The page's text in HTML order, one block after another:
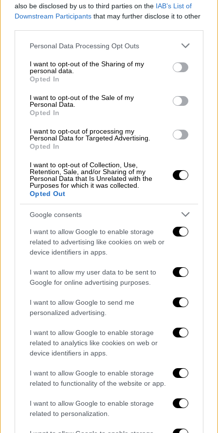
also be disclosed by us to third parties on the IAB’s List of
Downstream Participants that may further disclose it to other
Please note that this website/app uses one or more Google
not limited to your visit or usage behaviour. You may click to
grant or deny consent to Google and its third-party tags to
use your data for below specified purposes in below Google
consent section.
Personal Data Processing Opt Outs
I want to opt-out of the Sharing of my
personal data.
Opted In
I want to opt-out of the Sale of my
Personal Data.
Opted In
I want to opt-out of processing my
Personal Data for Targeted Advertising.
Opted In
I want to opt-out of Collection, Use,
Retention, Sale, and/or Sharing of my
Personal Data that Is Unrelated with the
Purposes for which it was collected.
Opted Out
Google consents
I want to allow Google to enable storage
related to advertising like cookies on web or
device identifiers in apps.
I want to allow my user data to be sent to
Google for online advertising purposes.
I want to allow Google to send me
personalized advertising.
I want to allow Google to enable storage
related to analytics like cookies on web or
device identifiers in apps.
I want to allow Google to enable storage
related to functionality of the website or app.
I want to allow Google to enable storage
related to personalization.
Σκοταδισμός: Σχολείο στην Κύπρο
απέβαλε δεκάδες μαθητές λόγω…
κουρέματος – Δείτε το «παραβατικό»
λουκ
Αντιδράσεις από τη Συνομοσπονδία Γονέων
Λάρνακας - «Είναι ο ίδιος διευθυντής που
πέρσι δεν έδωσε το απολυτήριο σε 5
τους»
Οικονομία|01.06.2021 13:50
Νέο πτωχευτικό: Στον «αέρα» η